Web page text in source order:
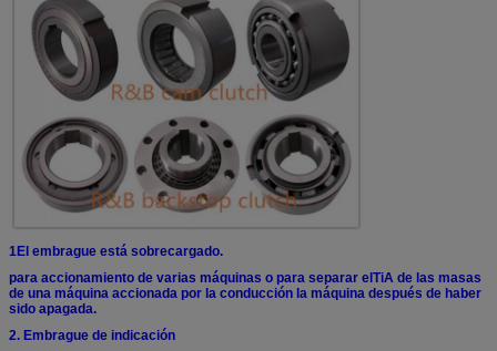
1El embrague está sobrecargado.
para accionamiento de varias máquinas o para separar el TiA de las masas
de una máquina accionada por la conducción la máquina después de haber
sido apagada.
2. Embrague de indicación